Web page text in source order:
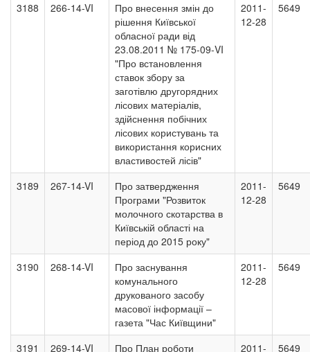
3188 266-14-VI
Про внесення змін до
рішення Київської
обласної ради від
23.08.2011 № 175-09-VI
"Про встановлення
ставок збору за
заготівлю другорядних
лісових матеріалів,
здійснення побічних
лісових користувань та
використання корисних
властивостей лісів"
2011-
12-28
5649
3189 267-14-VI
Про затвердження
Програми "Розвиток
молочного скотарства в
Київській області на
період до 2015 року"
2011-
12-28
5649
3190 268-14-VI
Про заснування
комунального
друкованого засобу
масової інформації –
газета "Час Київщини"
2011-
12-28
5649
3191 269-14-VI
Про План роботи
2011-
5649